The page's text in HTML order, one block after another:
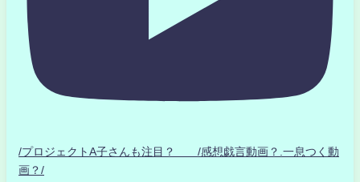
/プロジェクトA子さんも注目？ /感想戯言動画？.一息つく動
画？/